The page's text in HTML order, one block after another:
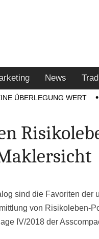
News
ÜBERLEGUNG WERT
sind die Favoriten der
von Risikoleben-
IV/2018 der